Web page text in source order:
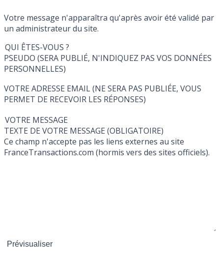
Votre message n'apparaîtra qu'après avoir été validé par
un administrateur du site.
QUI ÊTES-VOUS ?
PSEUDO (SERA PUBLIÉ, N'INDIQUEZ PAS VOS DONNÉES
PERSONNELLES)
VOTRE ADRESSE EMAIL (NE SERA PAS PUBLIÉE, VOUS
PERMET DE RECEVOIR LES RÉPONSES)
VOTRE MESSAGE
TEXTE DE VOTRE MESSAGE (OBLIGATOIRE)
Ce champ n'accepte pas les liens externes au site
FranceTransactions.com (hormis vers des sites officiels).